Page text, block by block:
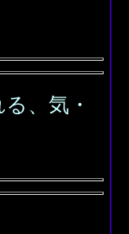
、気・